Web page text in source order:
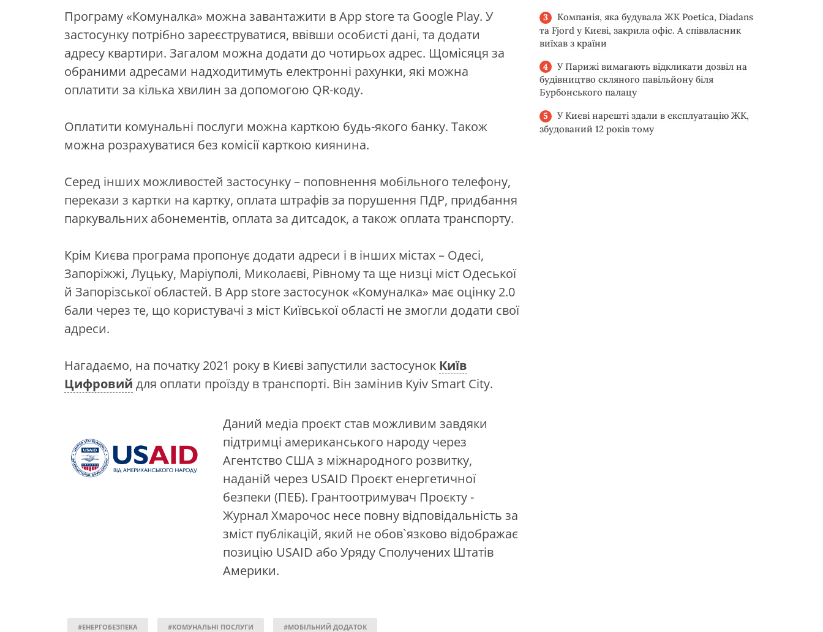
Програму «Комуналка» можна завантажити в App store та Google Play. У
застосунку потрібно зареєструватися, ввівши особисті дані, та додати
адресу квартири. Загалом можна додати до чотирьох адрес. Щомісяця за
обраними адресами надходитимуть електронні рахунки, які можна
оплатити за кілька хвилин за допомогою QR-коду.
Оплатити комунальні послуги можна карткою будь-якого банку. Також
можна розрахуватися без комісії карткою киянина.
Серед інших можливостей застосунку – поповнення мобільного телефону,
перекази з картки на картку, оплата штрафів за порушення ПДР, придбання
паркувальних абонементів, оплата за дитсадок, а також оплата транспорту.
Крім Києва програма пропонує додати адреси і в інших містах – Одесі,
Запоріжжі, Луцьку, Маріуполі, Миколаєві, Рівному та ще низці міст Одеської
й Запорізської областей. В App store застосунок «Комуналка» має оцінку 2.0
бали через те, що користувачі з міст Київської області не змогли додати свої
адреси.
Нагадаємо, на початку 2021 року в Києві запустили застосунок Київ
Цифровий для оплати проїзду в транспорті. Він замінив Kyiv Smart City.
Даний медіа проєкт став можливим завдяки
підтримці американського народу через
Агентство США з міжнародного розвитку,
наданій через USAID Проєкт енергетичної
безпеки (ПЕБ). Грантоотримувач Проєкту -
Журнал Хмарочос несе повну відповідальність за
зміст публікацій, який не обов`язково відображає
позицію USAID або Уряду Сполучених Штатів
Америки.
#ЕНЕРГОБЕЗПЕКА #КОМУНАЛЬНІ ПОСЛУГИ #МОБІЛЬНИЙ ДОДАТОК
Компанія, яка будувала ЖК Poetica, Diadans
та Fjord у Києві, закрила офіс. А співвласник
виїхав з країни
У Парижі вимагають відкликати дозвіл на
будівництво скляного павільйону біля
Бурбонського палацу
У Києві нарешті здали в експлуатацію ЖК,
збудований 12 років тому